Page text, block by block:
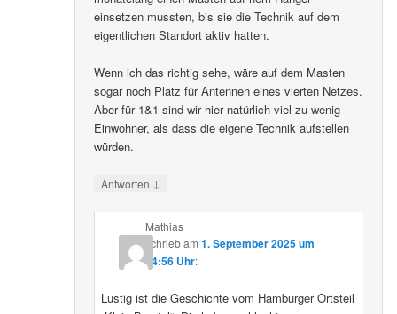
einsetzen mussten, bis sie die Technik auf dem
eigentlichen Standort aktiv hatten.
Wenn ich das richtig sehe, wäre auf dem Masten
sogar noch Platz für Antennen eines vierten Netzes.
Aber für 1&1 sind wir hier natürlich viel zu wenig
Einwohner, als dass die eigene Technik aufstellen
würden.
Antworten ↓
Mathias
schriebam 1. September 2025 um
14:56 Uhr:
Lustig ist die Geschichte vom Hamburger Ortsteil